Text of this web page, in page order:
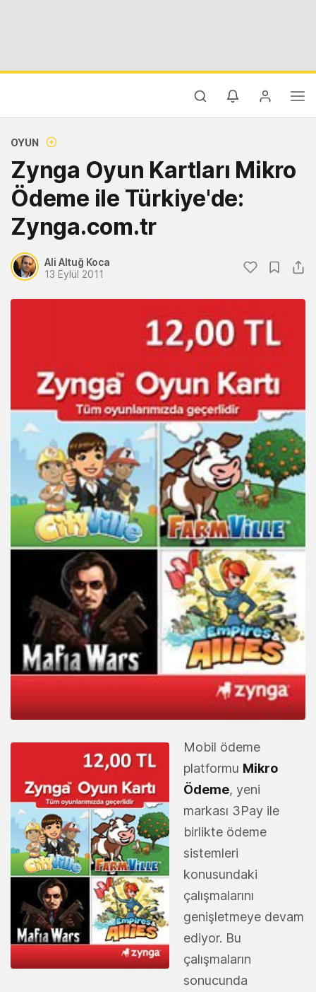
OYUN
Zynga Oyun Kartları Mikro
Ödeme ile Türkiye'de:
Zynga.com.tr
Ali Altuğ Koca
13 Eylül 2011
Mobil ödeme
platformu Mikro
Ödeme, yeni
markası 3Pay ile
birlikte ödeme
sistemleri
konusundaki
çalışmalarını
genişletmeye devam
ediyor. Bu
çalışmaların
sonucunda